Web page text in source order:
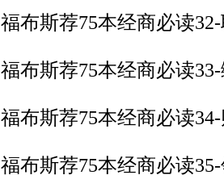
福布斯荐75本经商必读
福布斯荐75本经商必读
福布斯荐75本经商必读
福布斯荐75本经商必读